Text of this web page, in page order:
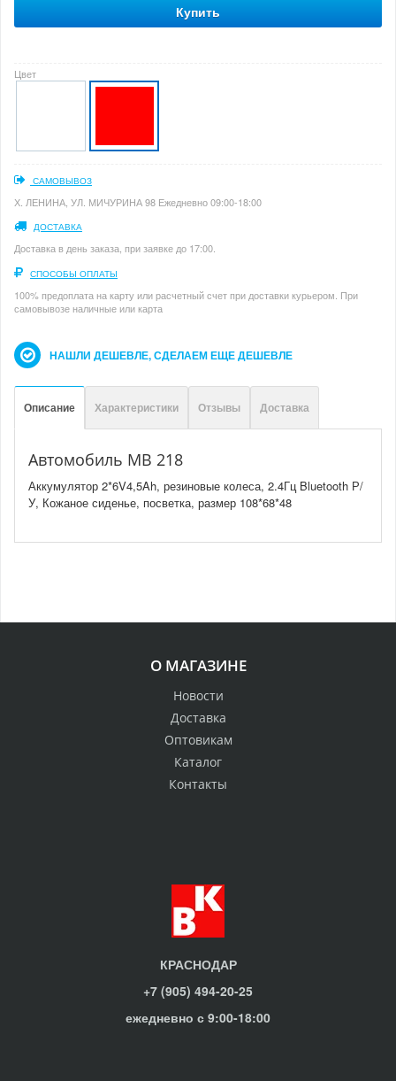
Купить
Цвет
САМОВЫВОЗ
Х. ЛЕНИНА, УЛ. МИЧУРИНА 98 Ежедневно 09:00-18:00
ДОСТАВКА
Доставка в день заказа, при заявке до 17:00.
СПОСОБЫ ОПЛАТЫ
100% предоплата на карту или расчетный счет при доставки курьером. При
самовывозе наличные или карта
НАШЛИ ДЕШЕВЛЕ, СДЕЛАЕМ ЕЩЕ ДЕШЕВЛЕ
Описание Характеристики Отзывы Доставка
Автомобиль MB 218
Аккумулятор 2*6V4,5Ah, резиновые колеса, 2.4Гц Bluetooth Р/
У, Кожаное сиденье, посветка, размер 108*68*48
О МАГАЗИНЕ
Новости
Доставка
Оптовикам
Каталог
Контакты
КРАСНОДАР
+7 (905) 494-20-25
ежедневно с 9:00-18:00